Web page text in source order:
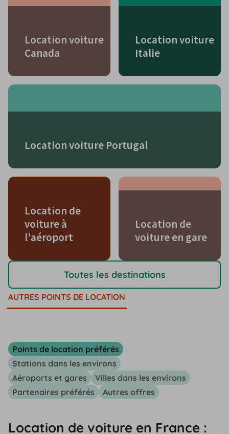
Location voiture
Canada
Location voiture
Italie
Location voiture Portugal
Location de
voiture à
l'aéroport
Location de
voiture en gare
Toutes les destinations
AUTRES POINTS DE LOCATION
Points de location préférés
Stations dans les environs
Aéroports et gares
Villes dans les environs
Partenaires préférés
Autres offres
Location de voiture en France :